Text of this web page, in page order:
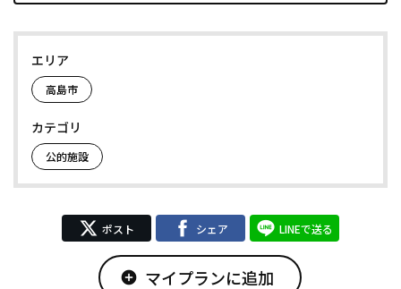
エリア
高島市
カテゴリ
公的施設
ポスト シェア LINEで送る
add_circle マイプランに追加